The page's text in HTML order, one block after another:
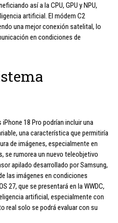
así a la CPU, GPU y NPU,
artificial. El módem C2
una mejor conexión satelital, lo
en condiciones de
18 Pro podrían incluir una
una característica que permitiría
de imágenes, especialmente en
se rumorea un nuevo teleobjetivo
apilado desarrollado por Samsung,
las imágenes en condiciones
27, que se presentará en la WWDC,
artificial, especialmente con
real solo se podrá evaluar con su